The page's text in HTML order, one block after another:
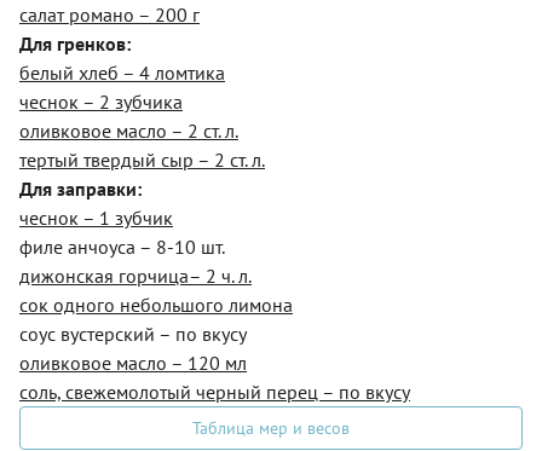
салат романо – 200 г
Для гренков:
белый хлеб – 4 ломтика
чеснок – 2 зубчика
оливковое масло – 2 ст. л.
тертый твердый сыр – 2 ст. л.
Для заправки:
чеснок – 1 зубчик
филе анчоуса – 8-10 шт.
дижонская горчица– 2 ч. л.
сок одного небольшого лимона
соус вустерский – по вкусу
оливковое масло – 120 мл
соль, свежемолотый черный перец – по вкусу
Таблица мер и весов